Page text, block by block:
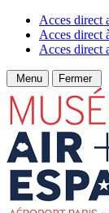
Acces direct
Acces direct
Acces direct
Menu Fermer